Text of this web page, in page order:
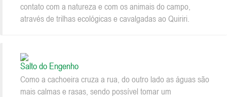
contato com a natureza e com os animais do campo,
através de trilhas ecológicas e cavalgadas ao Quiriri.
Salto do Engenho
Como a cachoeira cruza a rua, do outro lado as águas são
mais calmas e rasas, sendo possível tomar um